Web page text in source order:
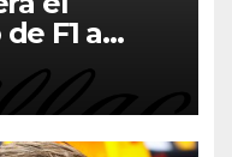
F1 a